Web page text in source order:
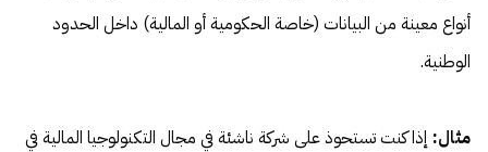
أنواع معينة من البيانات (خاصة الحكومية أو المالية) داخل الحدود
الوطنية.
مثال: إذا كنت تستحوذ على شركة ناشئة في مجال التكنولوجيا المالية في